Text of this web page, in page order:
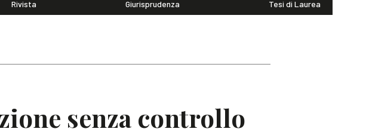
Rivista Giurisprudenza Tesi di Laurea
senza controllo